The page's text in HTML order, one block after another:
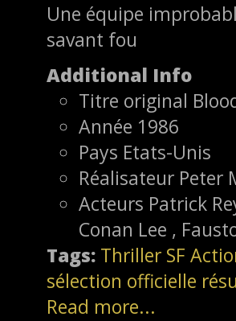
Une équipe
savant fou
Additional Info
Titre original
Année 1986
Pays Etats-Unis
Réalisateur Peter
Acteurs Patrick
Conan Lee ,
Tags: Thriller SF
sélection officielle
Read more...